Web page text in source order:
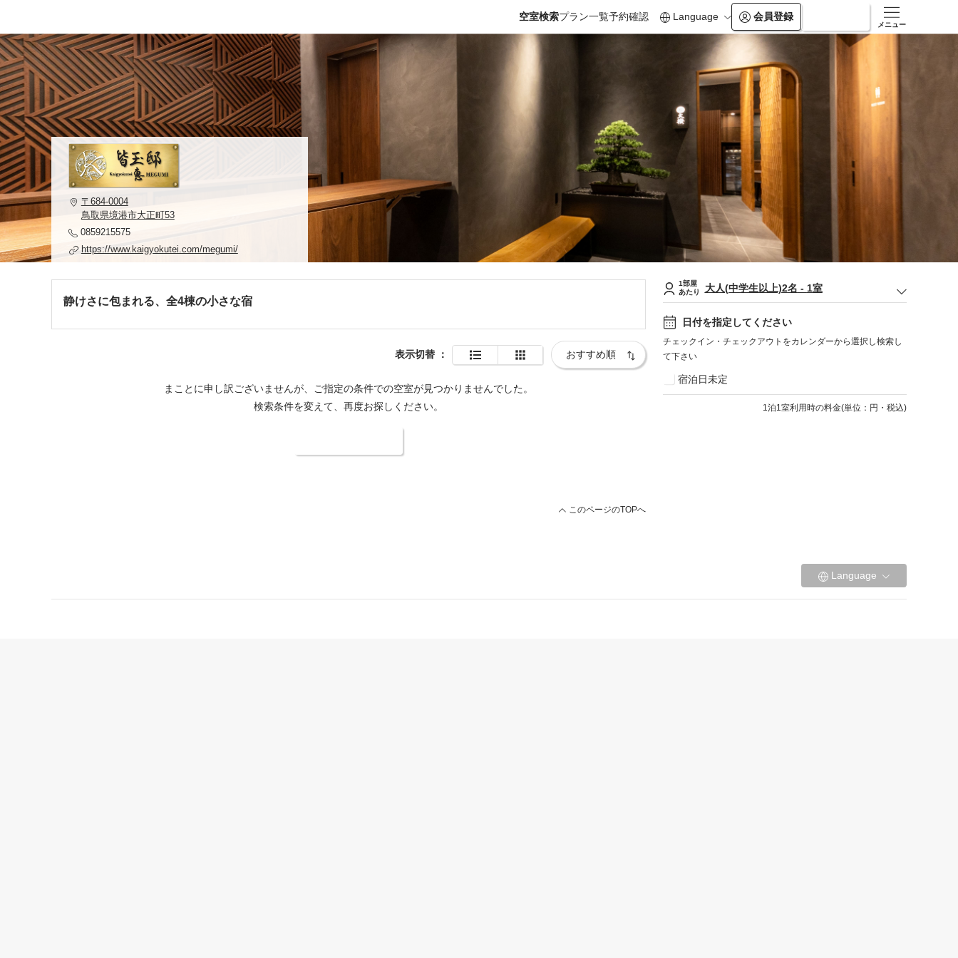
空室検索プラン一覧予約確認 Language 会員登録
メニュー
〒684-0004
鳥取県境港市大正町53
0859215575
https://www.kaigyokutei.com/megumi/
静けさに包まれる、全4棟の小さな宿
表示切替 ：
まことに申し訳ございませんが、ご指定の条件での空室が見つかりませんでした。
検索条件を変えて、再度お探しください。
このページのTOPへ
1部屋
あたり
大人(中学生以上)2名 - 1室
日付を指定してください
チェックイン・チェックアウトをカレンダーから選択し検索し
て下さい
宿泊日未定
1 泊1室利用時の料金(単位：円・税込)
Language